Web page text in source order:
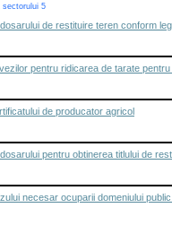
sectorului 5
de restituire teren conform
pentru ridicarea de tarate
de producator agricol
pentru obtinerea titlului de
necesar ocuparii domeniului